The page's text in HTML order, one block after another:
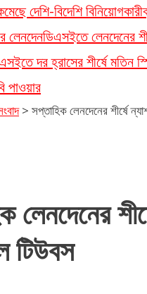
দেশি-বিদেশি বিনিয়োগকারী
লেনদেনডিএসইতে লেনদেনের
দর হ্রাসের শীর্ষে মতিন
পাওয়ার
> সপ্তাহিক লেনদেনের শীর্ষে
লেনদেনের
টিউবস